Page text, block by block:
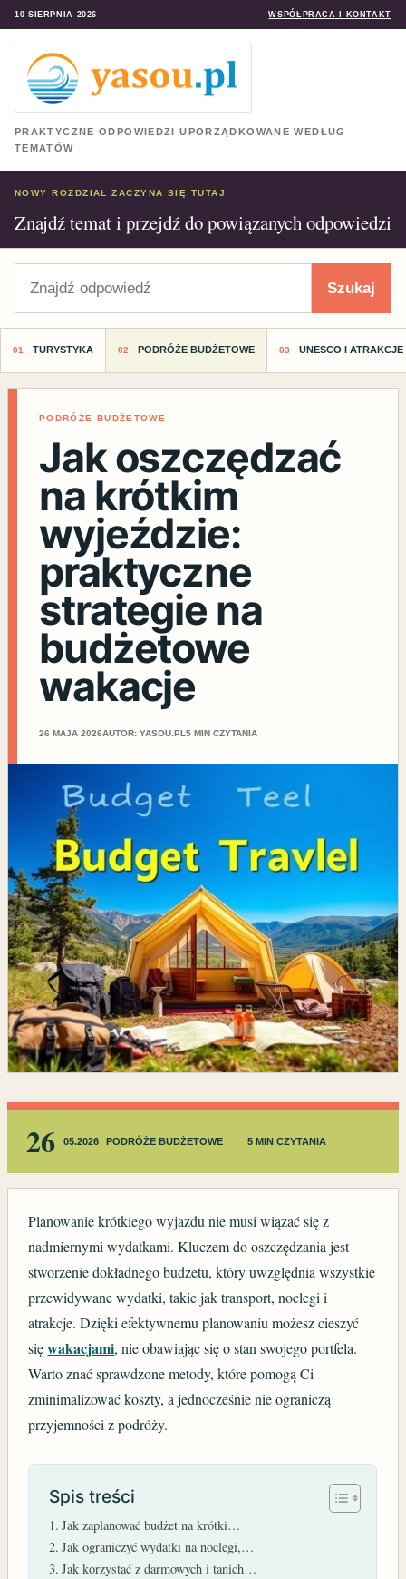
10 SIERPNIA 2026 WSPÓŁPRACA I KONTAKT
PRAKTYCZNE ODPOWIEDZI UPORZĄDKOWANE WEDŁUG
TEMATÓW
NOWY ROZDZIAŁ ZACZYNA SIĘ TUTAJ
Znajdź temat i przejdź do powiązanych odpowiedzi
Szukaj
TURYSTYKA PODRÓŻE BUDŻETOWE UNESCO I
PODRÓŻE BUDŻETOWE
Jak oszczędzać
na krótkim
wyjeździe:
praktyczne
strategie na
budżetowe
wakacje
26 MAJA 2026AUTOR: YASOU.PL 5 MIN CZYTANIA
26 05.2026 PODRÓŻE BUDŻETOWE 5 MIN CZYTANIA
Planowanie krótkiego wyjazdu nie musi wiązać się z
nadmiernymi wydatkami. Kluczem do oszczędzania jest
stworzenie dokładnego budżetu, który uwzględnia wszystkie
przewidywane wydatki, takie jak transport, noclegi i
atrakcje. Dzięki efektywnemu planowaniu możesz cieszyć
sięwakacjami, nie obawiając się o stan swojego portfela.
Warto znać sprawdzone metody, które pomogą Ci
zminimalizować koszty, a jednocześnie nie ograniczą
przyjemności z podróży.
Spis treści
Jak zaplanować budżet na krótki…
Jak ograniczyć wydatki na noclegi,…
Jak korzystać z darmowych i tanich…